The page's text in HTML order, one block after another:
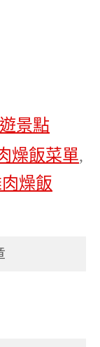
景點
燥飯菜單,
燥飯